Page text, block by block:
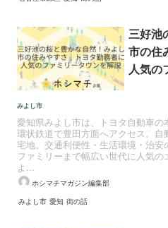
みよし市
三好池
市の住
人気の
愛知県みよし市は、トヨタ自動車
環状鉄道で豊田方面へアクセス。
宅地。交通利便性・生活環境・治
ファミリーまで幅広い世代に人気
よ...
ホシマチマガジン編集部
みよし市 愛知 街の話